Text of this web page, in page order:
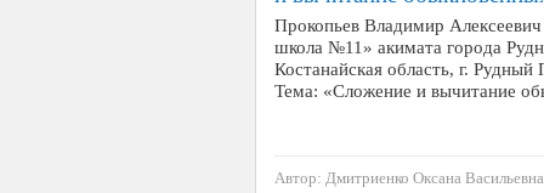
Прокопьев Владимир
школа №11» акимата города
Костанайская область, г.
Тема: «Сложение и вычитание
Автор: Дмитриенко Оксана Васильевна